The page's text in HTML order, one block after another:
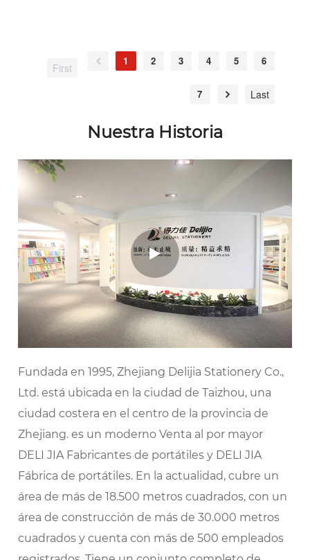
First
1 2 3 4 5 6
7 Last
Nuestra Historia
Fundada en 1995, Zhejiang Delijia Stationery Co.,
Ltd. está ubicada en la ciudad de Taizhou, una
ciudad costera en el centro de la provincia de
Zhejiang. es un modernoVenta al por mayor
DELI JIA Fabricantes de portátilesy DELI JIA
Fábrica de portátiles. En la actualidad, cubre un
área de más de 18.500 metros cuadrados, con un
área de construcción de más de 30.000 metros
cuadrados y cuenta con más de 500 empleados